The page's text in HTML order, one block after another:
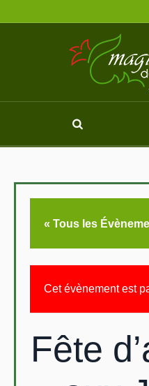
« Tous les
Cet évènement est
Fête